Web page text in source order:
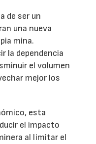
de ser un
una nueva
mina.
la dependencia
el volumen
mejor los
esta
el impacto
al limitar el